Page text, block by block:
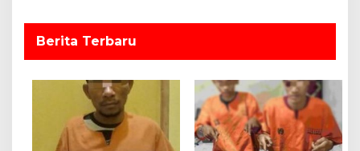
Berita Terbaru